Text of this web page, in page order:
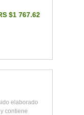
$1 767.62
elaborado
contiene